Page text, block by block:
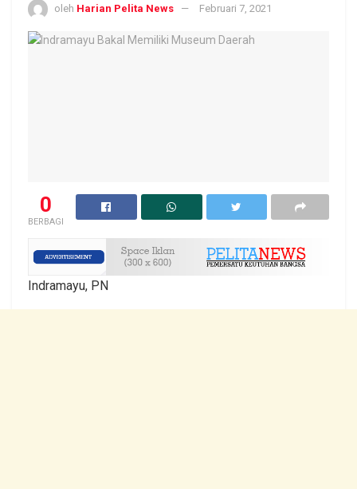
oleh Harian Pelita News Februari 7, 2021
0
BERBAGI
Indramayu, PN